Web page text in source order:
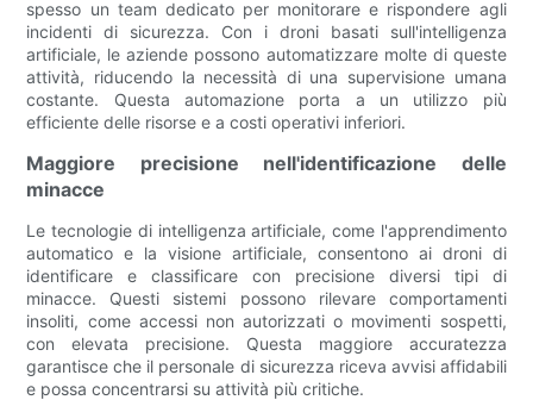
spesso un team dedicato per monitorare e rispondere agli
incidenti di sicurezza. Con i droni basati sull'intelligenza
artificiale, le aziende possono automatizzare molte di queste
attività, riducendo la necessità di una supervisione umana
costante. Questa automazione porta a un utilizzo più
efficiente delle risorse e a costi operativi inferiori.
Maggiore precisione nell'identificazione delle
minacce
Le tecnologie di intelligenza artificiale, come l'apprendimento
automatico e la visione artificiale, consentono ai droni di
identificare e classificare con precisione diversi tipi di
minacce. Questi sistemi possono rilevare comportamenti
insoliti, come accessi non autorizzati o movimenti sospetti,
con elevata precisione. Questa maggiore accuratezza
garantisce che il personale di sicurezza riceva avvisi affidabili
e possa concentrarsi su attività più critiche.